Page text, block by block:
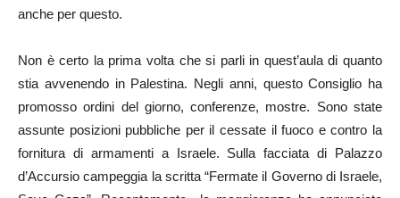
anche per questo.
Non è certo la prima volta che si parli in quest’aula di quanto
stia avvenendo in Palestina. Negli anni, questo Consiglio ha
promosso ordini del giorno, conferenze, mostre. Sono state
assunte posizioni pubbliche per il cessate il fuoco e contro la
fornitura di armamenti a Israele. Sulla facciata di Palazzo
d’Accursio campeggia la scritta “Fermate il Governo di Israele,